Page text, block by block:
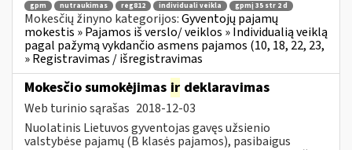
gpm nutraukimas reg812 individuali veikla gpmį 35 str 2 d
Mokesčių žinyno kategorijos:Gyventojų pajamų
mokestis » Pajamos iš verslo/ veiklos » Individualią veiklą
pagal pažymą vykdančio asmens pajamos (10, 18, 22, 23,
» Registravimas / išregistravimas
Mokesčio sumokėjimas ir deklaravimas
Web turinio sąrašas 2018-12-03
Nuolatinis Lietuvos gyventojas gavęs užsienio
valstybėse pajamų (B klasės pajamos), pasibaigus